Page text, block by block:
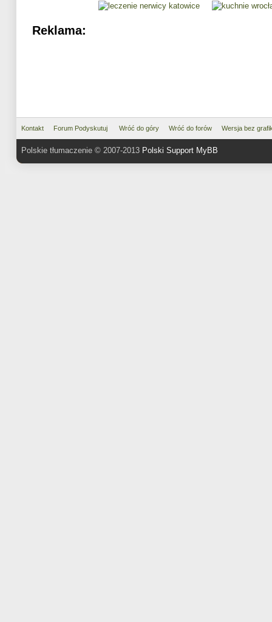
Reklama:
Kontakt Forum Podyskutuj Wróć do góry Wróć do forów Wersja bez
Polskie tłumaczenie © 2007-2013 Polski Support MyBB
MyBB, © 2002-2026MyBB Groups.